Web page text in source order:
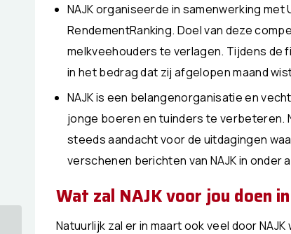
NAJK organiseerde in samenwerking met
RendementRanking. Doel van deze
melkveehouders te verlagen. Tijdens de
in het bedrag dat zij afgelopen maand
NAJK is een belangenorganisatie en
jonge boeren en tuinders te verbeteren.
steeds aandacht voor de uitdagingen
verschenen berichten van NAJK in onder
Wat zal NAJK voor jou doen
Natuurlijk zal er in maart ook veel door
NAJK ondersteunt